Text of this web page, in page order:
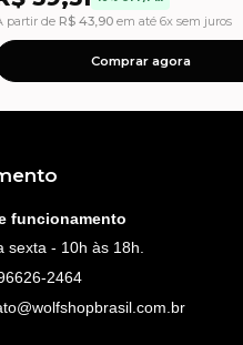
partir de R$ 43,90 em até 6x sem juros
Comprar agora
funcionamento
sexta - 10h às 18h.
2464